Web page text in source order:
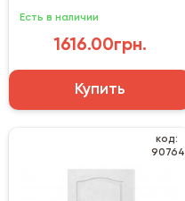
Есть в наличии
1616.00грн.
Купить
код:
90764